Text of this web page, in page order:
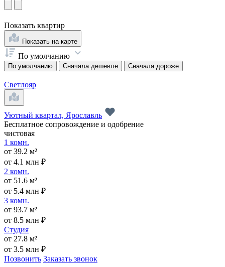
Показать квартир
Показать на карте
По умолчанию
По умолчанию Сначала дешевле Сначала дороже
Светлояр
Уютный квартал, Ярославль
Бесплатное сопровождение и одобрение
чистовая
1 комн.
от 39.2 м²
от 4.1 млн ₽
2 комн.
от 51.6 м²
от 5.4 млн ₽
3 комн.
от 93.7 м²
от 8.5 млн ₽
Студия
от 27.8 м²
от 3.5 млн ₽
Позвонить Заказать звонок